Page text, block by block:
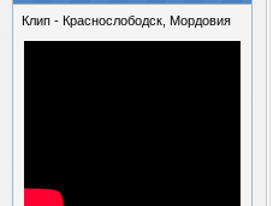
Клип - Краснослободск, Мордовия